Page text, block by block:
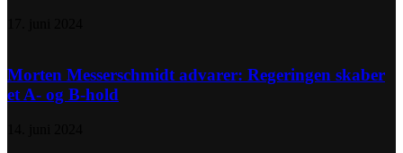
Morten Messerschmidt advarer: Regeringen skaber
et A- og B-hold